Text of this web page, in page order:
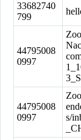
33682740
799
44795008
0997
3_S
44795008
0997
s/